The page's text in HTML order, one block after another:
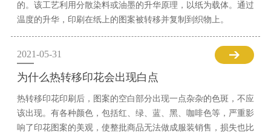
的。该工艺利用分散染料或油墨的升华原理，以纸为载体。通过
温度的升华，印刷在纸上的图案被转移并复制到织物上。
2021-05-31
为什么热转移印花会出现白点
热转移印花印刷后，图案的空白部分出现一点杂杂的色斑，不应
该出现。有各种颜色，包括红、绿、蓝、黑、咖啡色等，严重影
响了印花图案的美观，使整批商品无法做成服装销售，损失也比